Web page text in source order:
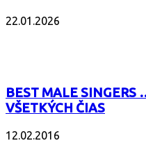
22.01.2026
BEST MALE SINGERS
VŠETKÝCH ČIAS
12.02.2016